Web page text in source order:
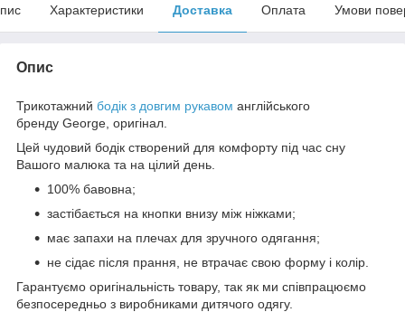
Характеристики Доставка Оплата Умови
Опис
Трикотажний бодік з довгим рукавом англійського
бренду George , оригінал.
Цей чудовий бодік створений для комфорту під час сну
Вашого малюка та на цілий день.
100% бавовна;
застібається на кнопки внизу між ніжками;
має запахи на плечах для зручного одягання;
не сідає після прання, не втрачає свою форму і колір.
Гарантуємо оригінальність товару, так як ми співпрацюємо
безпосередньо з виробниками дитячого одягу.